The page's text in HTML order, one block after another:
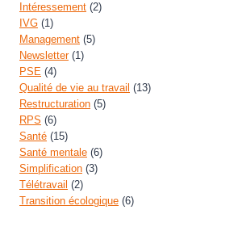
Intéressement (2)
IVG (1)
Management (5)
Newsletter(1)
PSE (4)
Qualité de vie au travail (13)
Restructuration (5)
RPS (6)
Santé (15)
Santé mentale (6)
Simplification (3)
Télétravail (2)
Transition écologique (6)